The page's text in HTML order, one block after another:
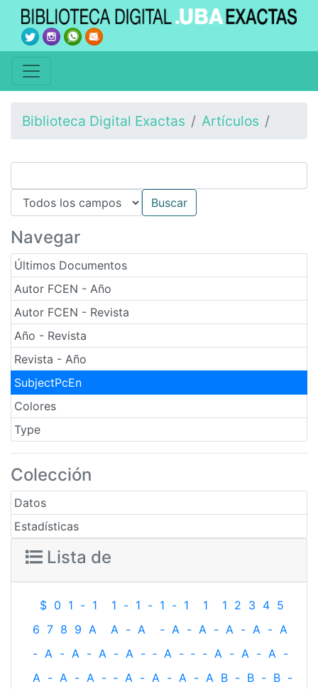
Biblioteca Digital Exactas Artículos
Navegar
Últimos Documentos
Autor FCEN - Año
Autor FCEN - Revista
Año - Revista
Revista - Año
SubjectPcEn
Colores
Type
Colección
Datos
Estadísticas
Lista de
$ 0 1 - 1 1 - 1 - 1 - 1 1 1 2 3 4 5
6 7 8 9 A A - A - A - A - A - A - A
- A - A - A - A - ‐ A - ‐ - A - A - A -
A - A - A - ‐ A - A - A - A B - B - B -